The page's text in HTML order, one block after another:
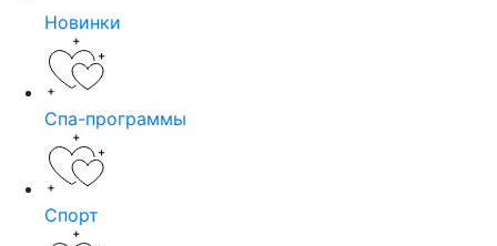
Новинки
Спа-программы
Спорт